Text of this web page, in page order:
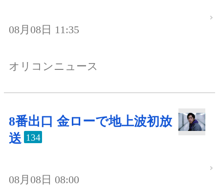
08月08日 11:35
オリコンニュース
8番出口 金ローで地上波初放
送 134
08月08日 08:00